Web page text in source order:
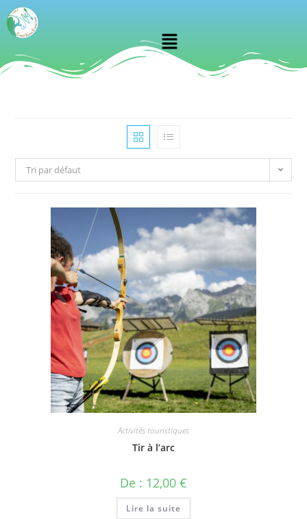
Tri par défaut
Activités touristiques
Tir à l’arc
De : 12,00 €
Lire la suite